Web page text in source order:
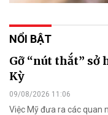
NỔI BẬT
Gỡ “nút thắt” sở
Kỳ
09/08/2026 11:06
Việc Mỹ đưa ra các quan